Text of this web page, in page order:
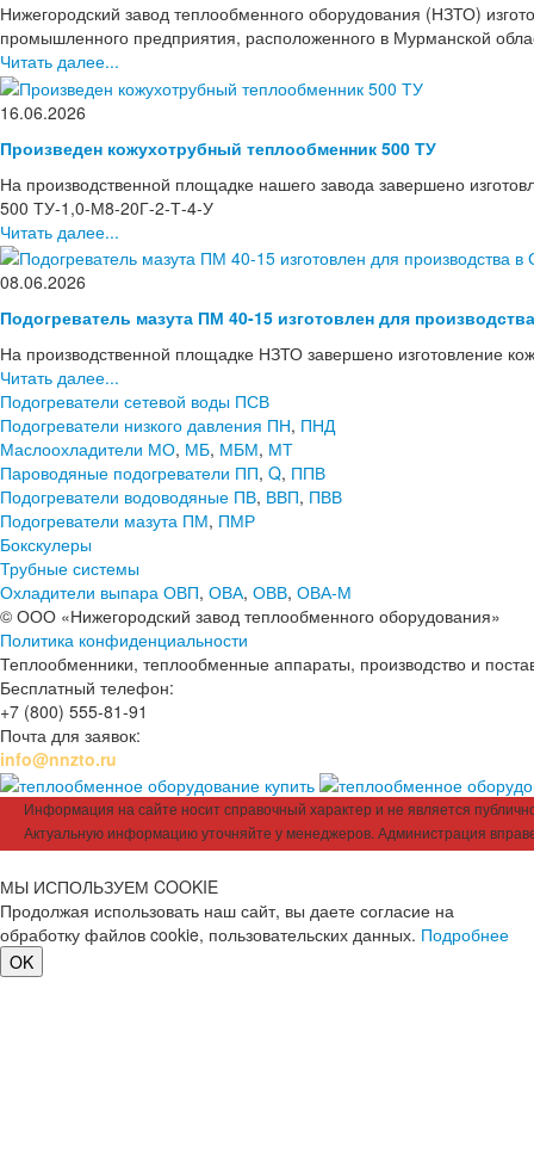
Нижегородский завод теплообменного оборудования (НЗТО)
промышленного предприятия, расположенного в Мурманской
Читать далее...
16.06.2026
Произведен кожухотрубный теплообменник 500 ТУ
На производственной площадке нашего завода завершено
500 ТУ-1,0-М8-20Г-2-Т-4-У
Читать далее...
08.06.2026
Подогреватель мазута ПМ 40-15 изготовлен для
На производственной площадке НЗТО завершено изготовление
Читать далее...
Подогреватели сетевой воды ПСВ
Подогреватели низкого давления ПН, ПНД
Маслоохладители МО, МБ, МБМ, МТ
Пароводяные подогреватели ПП, Q, ППВ
Подогреватели водоводяные ПВ, ВВП, ПВВ
Подогреватели мазута ПМ, ПМР
Бокскулеры
Трубные системы
Охладители выпара ОВП, ОВА, ОВВ, ОВА-М
© ООО «Нижегородский завод теплообменного оборудования»
Политика конфиденциальности
Теплообменники, теплообменные аппараты, производство и
Бесплатный телефон:
+7 (800) 555-81-91
Почта для заявок:
info@nnzto.ru
Информация на сайте носит справочный характер и не является
Актуальную информацию уточняйте у менеджеров. Администрация
МЫ ИСПОЛЬЗУЕМ COOKIE
Продолжая использовать наш сайт, вы даете согласие на
обработку файлов cookie, пользовательских данных. Подробнее
OK